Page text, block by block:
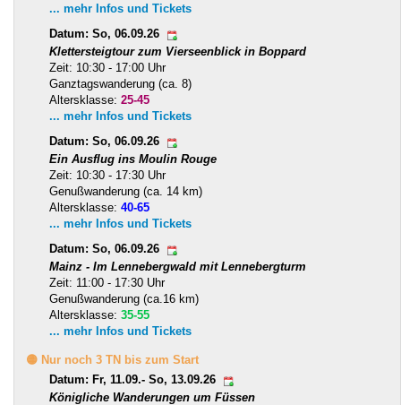
... mehr Infos und Tickets
Datum: So, 06.09.26
Klettersteigtour zum Vierseenblick in Boppard
Zeit: 10:30 - 17:00 Uhr
Ganztagswanderung (ca. 8)
Altersklasse: 25-45
... mehr Infos und Tickets
Datum: So, 06.09.26
Ein Ausflug ins Moulin Rouge
Zeit: 10:30 - 17:30 Uhr
Genußwanderung (ca. 14 km)
Altersklasse: 40-65
... mehr Infos und Tickets
Datum: So, 06.09.26
Mainz - Im Lennebergwald mit Lennebergturm
Zeit: 11:00 - 17:30 Uhr
Genußwanderung (ca.16 km)
Altersklasse: 35-55
... mehr Infos und Tickets
🟡 Nur noch 3 TN bis zum Start
Datum: Fr, 11.09.- So, 13.09.26
Königliche Wanderungen um Füssen